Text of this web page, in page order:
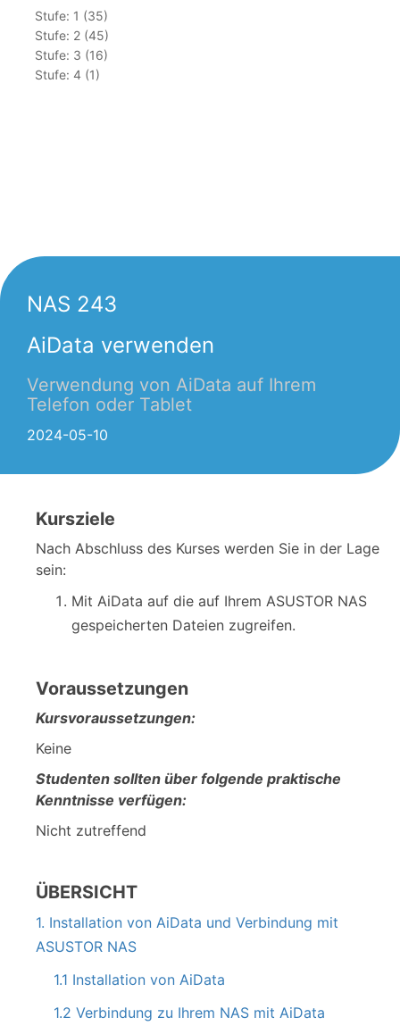
Stufe: 1 (35)
Stufe: 2 (45)
Stufe: 3 (16)
Stufe: 4 (1)
NAS 243
AiData verwenden
Verwendung von AiData auf Ihrem
Telefon oder Tablet
2024-05-10
Kursziele
Nach Abschluss des Kurses werden Sie in der Lage
sein:
Mit AiData auf die auf Ihrem ASUSTOR NAS
gespeicherten Dateien zugreifen.
Voraussetzungen
Kursvoraussetzungen:
Keine
Studenten sollten über folgende praktische
Kenntnisse verfügen:
Nicht zutreffend
ÜBERSICHT
1. Installation von AiData und Verbindung mit
ASUSTOR NAS
1.1 Installation von AiData
1.2 Verbindung zu Ihrem NAS mit AiData